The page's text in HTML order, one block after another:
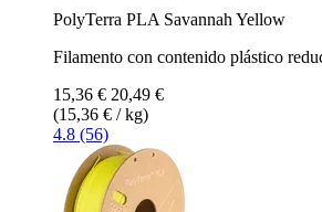
PolyTerra PLA Savannah Yellow
Filamento con contenido plástico
15,36 € 20,49 €
(15,36 € / kg)
4.8 (56)